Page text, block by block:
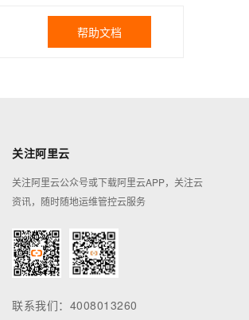
帮助文档